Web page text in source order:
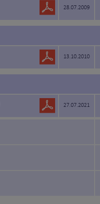
28.07.2009
13.10.2010
27.07.2021